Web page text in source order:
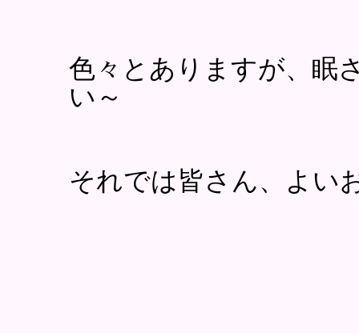
色々とありますが、眠
い～
それでは皆さん、よい